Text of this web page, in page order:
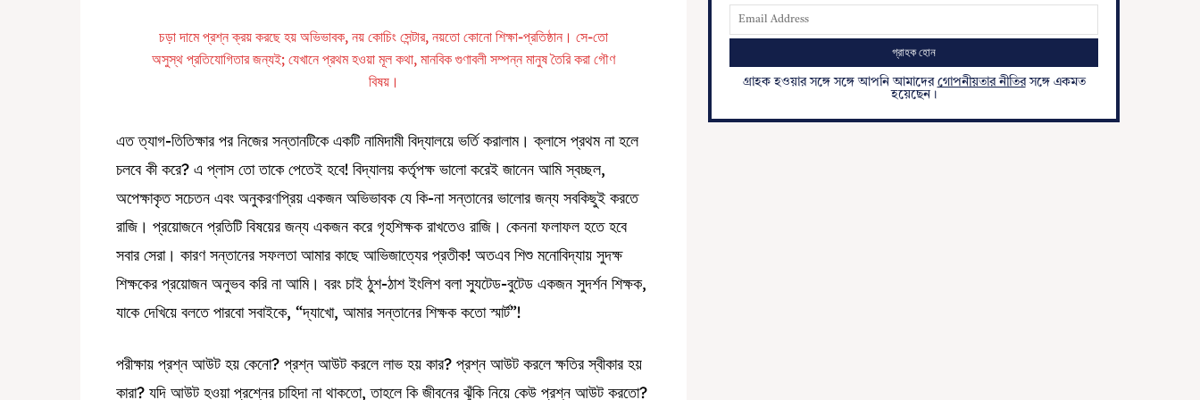
চড়া দামে প্রশ্ন ক্রয় করছে হয় অভিভাবক, নয় কোচিং সেন্টার, নয়তো কোনো শিক্ষা-প্রতিষ্ঠান। সে-তো
অসুস্থ প্রতিযোগিতার জন্যই; যেখানে প্রথম হওয়া মূল কথা, মানবিক গুণাবলী সম্পন্ন মানুষ তৈরি করা গৌণ
বিষয়।
এত ত্যাগ-তিতিক্ষার পর নিজের সন্তানটিকে একটি নামিদামী বিদ্যালয়ে ভর্তি করালাম। ক্লাসে প্রথম না হলে
চলবে কী করে? এ প্লাস তো তাকে পেতেই হবে! বিদ্যালয় কর্তৃপক্ষ ভালো করেই জানেন আমি স্বচ্ছল,
অপেক্ষাকৃত সচেতন এবং অনুকরণপ্রিয় একজন অভিভাবক যে কি-না সন্তানের ভালোর জন্য সবকিছুই করতে
রাজি। প্রয়োজনে প্রতিটি বিষয়ের জন্য একজন করে গৃহশিক্ষক রাখতেও রাজি। কেননা ফলাফল হতে হবে
সবার সেরা। কারণ সন্তানের সফলতা আমার কাছে আভিজাত্যের প্রতীক! অতএব শিশু মনোবিদ্যায় সুদক্ষ
শিক্ষকের প্রয়োজন অনুভব করি না আমি। বরং চাই ঠুশ-ঠাশ ইংলিশ বলা স্যুটেড-বুটেড একজন সুদর্শন শিক্ষক,
যাকে দেখিয়ে বলতে পারবো সবাইকে, “দ্যাখো, আমার সন্তানের শিক্ষক কতো স্মার্ট”!
পরীক্ষায় প্রশ্ন আউট হয় কেনো? প্রশ্ন আউট করলে লাভ হয় কার? প্রশ্ন আউট করলে ক্ষতির স্বীকার হয়
কারা? যদি আউট হওয়া প্রশ্নের চাহিদা না থাকতো, তাহলে কি জীবনের ঝুঁকি নিয়ে কেউ প্রশ্ন আউট করতো?
গ্রাহক হওয়ার সঙ্গে সঙ্গে আপনি আমাদের গোপনীয়তার নীতিরসঙ্গে একমত
হয়েছেন।